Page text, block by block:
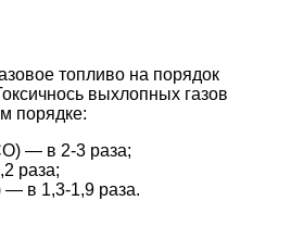
топливо на порядок
выхлопных газов
порядке:
— в 2-3 раза;
раза;
в 1,3-1,9 раза.